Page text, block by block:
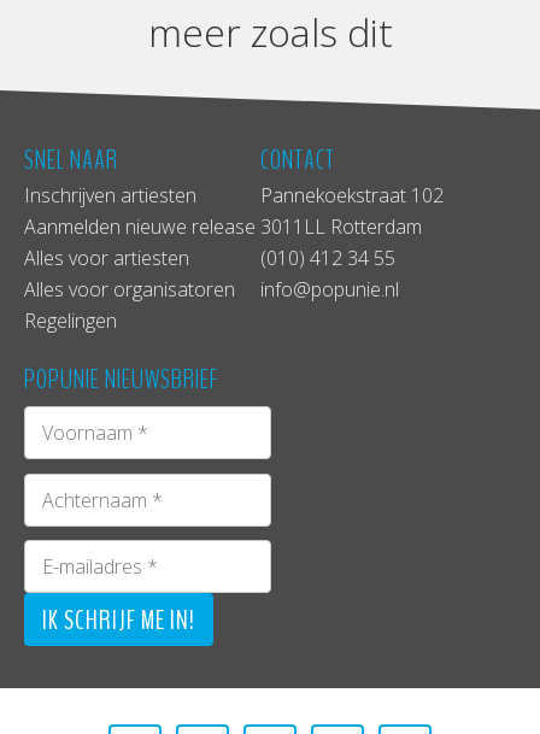
meer zoals dit
SNEL NAAR
Inschrijven artiesten
Aanmelden nieuwe release
Alles voor artiesten
Alles voor organisatoren
Regelingen
CONTACT
Pannekoekstraat 102
3011LL Rotterdam
(010) 412 34 55
info@popunie.nl
POPUNIE NIEUWSBRIEF